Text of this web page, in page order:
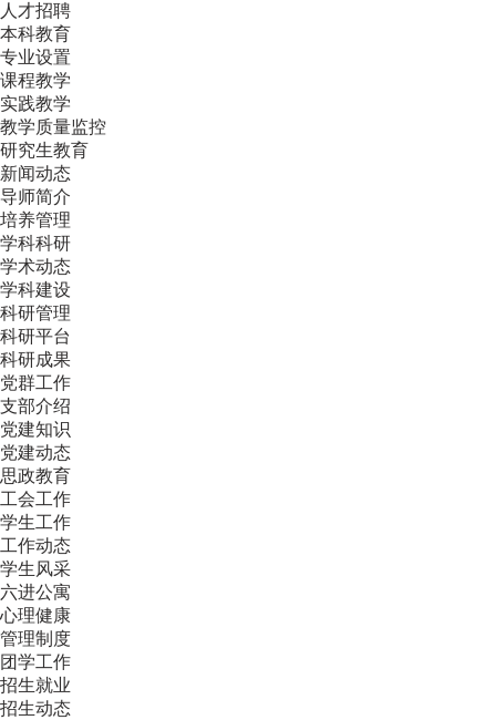
人才招聘
本科教育
专业设置
课程教学
实践教学
教学质量监控
研究生教育
新闻动态
导师简介
培养管理
学科科研
学术动态
学科建设
科研管理
科研平台
科研成果
党群工作
支部介绍
党建知识
党建动态
思政教育
工会工作
学生工作
工作动态
学生风采
六进公寓
心理健康
管理制度
团学工作
招生就业
招生动态